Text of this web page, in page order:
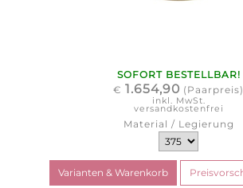
SOFORT BESTELLBAR!
€ 1.654,90 (Paarpreis)
inkl. MwSt.
versandkostenfrei
Material / Legierung